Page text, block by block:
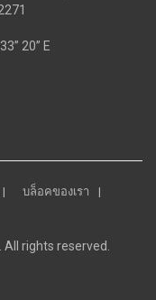
20” E
บล็อคของเรา
rights reserved.